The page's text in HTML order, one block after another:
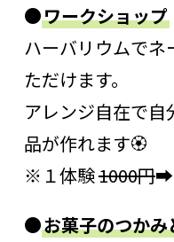
●ワークショップ
ハーバリウムでネ
ただけます。
アレンジ自在で
品が作れます🏵️
※１体験1000円➡
●お菓子のつか